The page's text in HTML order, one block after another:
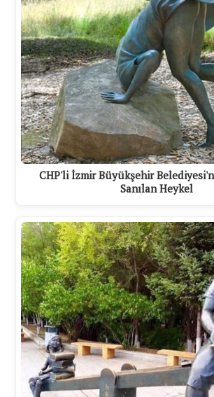
CHP'li İzmir Büyükşehir
Sanılan Heykel